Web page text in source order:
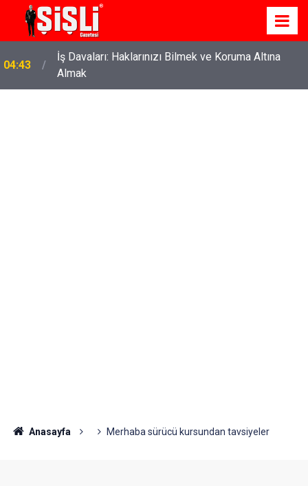
04:43
İş Davaları: Haklarınızı Bilmek ve Koruma Altına
Almak
Anasayfa Merhaba sürücü kursundan tavsiyeler